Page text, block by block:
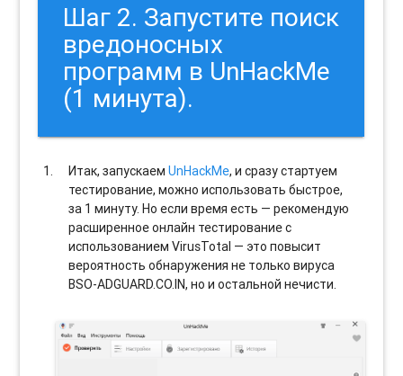
Шаг 2. Запустите поиск
вредоносных
программ в UnHackMe
(1 минута).
Итак, запускаемUnHackMe, и сразу стартуем
тестирование, можно использовать быстрое,
за 1 минуту. Но если время есть — рекомендую
расширенное онлайн тестирование с
использованием VirusTotal — это повысит
вероятность обнаружения не только вируса
BSO-ADGUARD.CO.IN, но и остальной нечисти.